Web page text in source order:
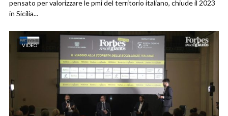
pensato per valorizzare le pmi del territorio italiano, chiude il 2023
in Sicilia...
VIDEO